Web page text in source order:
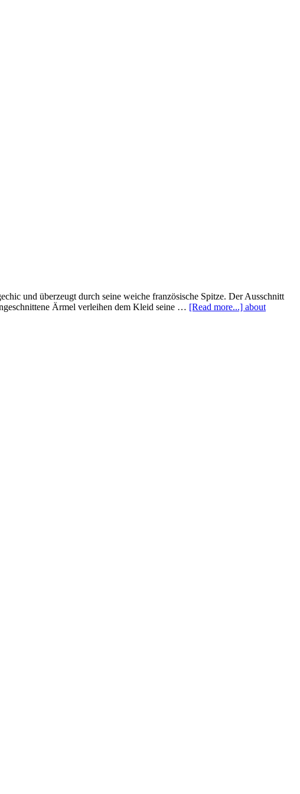
und überzeugt durch seine weiche französische Spitze. Der Ausschnitt
Ärmel verleihen dem Kleid seine … [Read more...] about